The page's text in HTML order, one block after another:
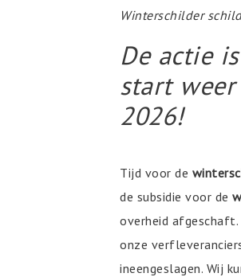
Winterschilder
De actie
start
2026!
Tijd voor de
de subsidie voor de
overheid afgeschaft.
onze
ineengeslagen. Wij